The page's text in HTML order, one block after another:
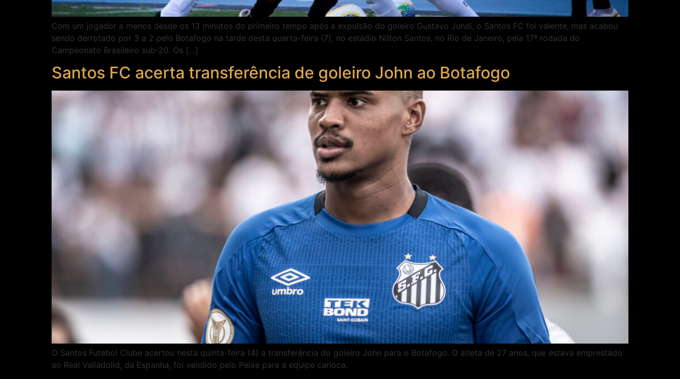
Com um jogador a menos desde os 13 minutos do primeiro tempo após a expulsão do goleiro Gustavo Jundi, o Santos FC foi valente, mas acabou
sendo derrotado por 3 a 2 pelo Botafogo na tarde desta quarta-feira (7), no estádio Nilton Santos, no Rio de Janeiro, pela 17ª rodada do
Campeonato Brasileiro sub-20. Os […]
Santos FC acerta transferência de goleiro John ao Botafogo
O Santos Futebol Clube acertou nesta quinta-feira (4) a transferência do goleiro John para o Botafogo. O atleta de 27 anos, que estava emprestado
ao Real Valladolid, da Espanha, foi vendido pelo Peixe para a equipe carioca.